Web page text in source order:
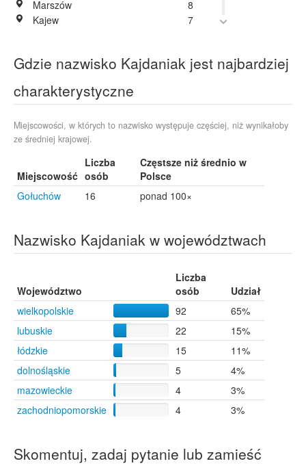
Marszów
8
Kajew
7
Niechanowo
5
Gorzów Wielkopolski
Szczecin
4
Środa Wielkopolska
1
Moryń
1
Murowana Goślina
1
Gdzie nazwisko Kajdaniak jest najbardziej
charakterystyczne
Miejscowości, w których to nazwisko występuje częściej, niż wynikałoby
ze średniej krajowej.
Miejscowość
Liczba
osób
Częstsze niż średnio w
Polsce
Gołuchów
16 ponad 100×
Nazwisko Kajdaniak w województwach
Województwo
Liczba
osób
Udział
wielkopolskie
92
65%
lubuskie
22
15%
łódzkie
15
11%
dolnośląskie
5
4%
mazowieckie
4
3%
zachodniopomorskie
4 3%
Skomentuj, zadaj pytanie lub zamieść